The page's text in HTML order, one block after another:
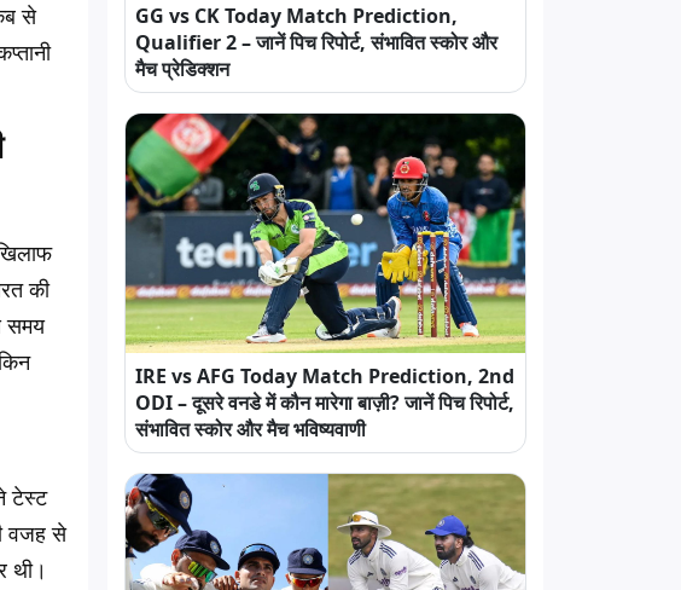
से
की
समय
टेस्ट
वजह से
थी।
GG vs CK Today Match Prediction,
Qualifier 2 – जानें पिच रिपोर्ट, संभावित स्कोर और
मैच प्रेडिक्शन
IRE vs AFG Today Match Prediction, 2nd
ODI – दूसरे वनडे में कौन मारेगा बाज़ी? जानें पिच रिपोर्ट,
संभावित स्कोर और मैच भविष्यवाणी